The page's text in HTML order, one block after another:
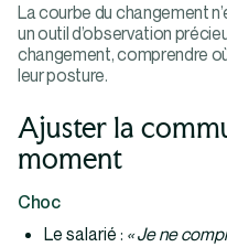
La courbe du changement
un outil d’observation
changement, comprendre
leur posture.
Ajuster la
moment
Choc
Le salarié : « Je ne